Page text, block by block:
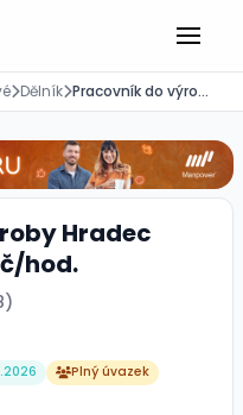
Dělník Pracovník do výroby Hradec Králové od 152 Kč/hod.
Hradec
hod.
Plný úvazek